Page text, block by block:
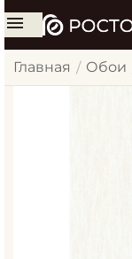
Главная / Обои